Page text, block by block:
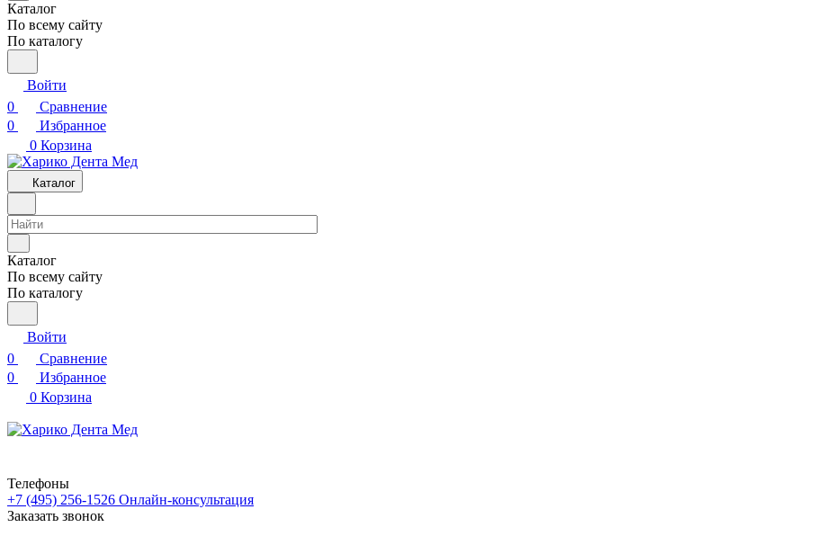
Каталог
По всему сайту
По каталогу
Войти
0
Сравнение
0
Избранное
0 Корзина
Каталог
Каталог
По всему сайту
По каталогу
Войти
0
Сравнение
0
Избранное
0 Корзина
Телефоны
+7 (495) 256-1526 Онлайн-консультация
Заказать звонок